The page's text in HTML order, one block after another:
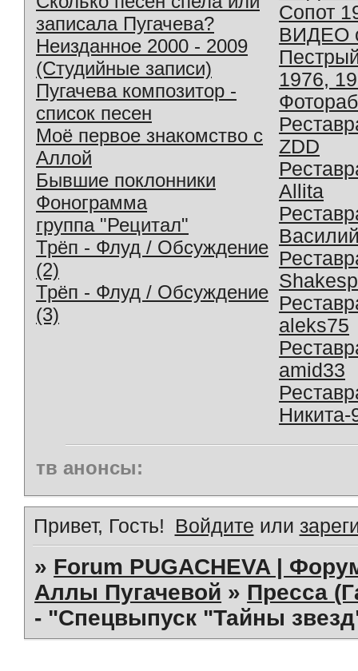
записала Пугачева?
Неизданное 2000 - 2009
(Студийные записи)
Пугачева композитор -
список песен
Моё первое знакомство с
Аллой
Бывшие поклонники
Фонограмма
группа "Рецитал"
Трёп - Флуд / Обсуждение
(2)
Трёп - Флуд / Обсуждение
(3)
Сопот
ВИДЕО
1976,
ZDD
Allita
aleks75
amid33
Никита-
тв анонсы:
Привет, Гость! Войдите или
» Forum PUGACHEVA |
Аллы Пугачевой » Пресса
- "Спецвыпуск "Тайны